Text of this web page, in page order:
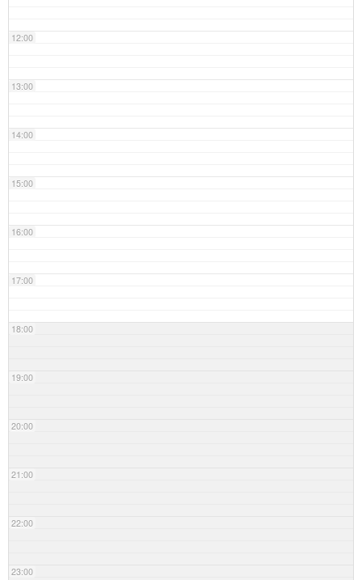
12:00
13:00
14:00
15:00
16:00
17:00
18:00
19:00
20:00
21:00
22:00
23:00